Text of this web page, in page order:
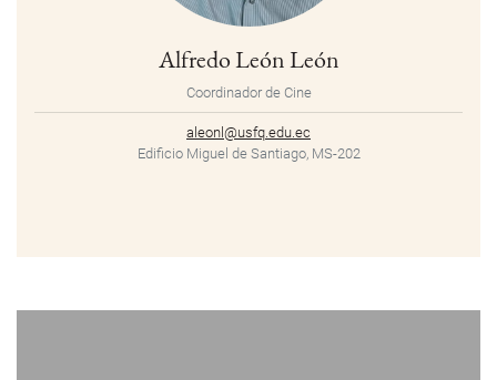
Alfredo León León
Coordinador de Cine
aleonl@usfq.edu.ec
Edificio Miguel de Santiago, MS-202